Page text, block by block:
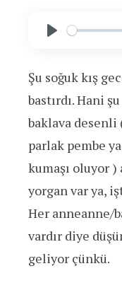
Şu soğuk kış
bastırdı. Hani
baklava desenli
parlak pembe
kumaşı oluyor
yorgan var ya,
Her anneanne/
vardır diye
geliyor çünkü.